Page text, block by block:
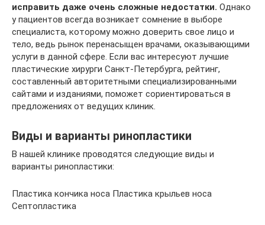
исправить даже очень сложные недостатки. Однако
у пациентов всегда возникает сомнение в выборе
специалиста, которому можно доверить свое лицо и
тело, ведь рынок перенасыщен врачами, оказывающими
услуги в данной сфере. Если вас интересуют лучшие
пластические хирурги Санкт-Петербурга, рейтинг,
составленный авторитетными специализированными
сайтами и изданиями, поможет сориентироваться в
предложениях от ведущих клиник.
Виды и варианты ринопластики
В нашей клинике проводятся следующие виды и
варианты ринопластики:
Пластика кончика носа Пластика крыльев носа
Септопластика